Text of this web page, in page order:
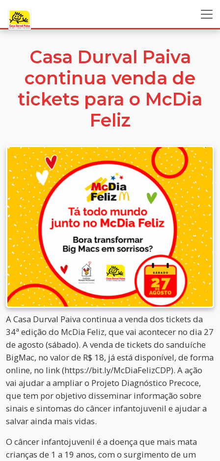
Casa Durval Paiva
continua venda de
tickets para o McDia
Feliz
A Casa Durval Paiva continua a venda dos tickets da
34ª edição do McDia Feliz, que vai acontecer no dia 27
de agosto (sábado). A venda de tickets do sanduíche
BigMac, no valor de R$ 18, já está disponível, de forma
online, no link (https://bit.ly/McDiaFelizCDP). A ação
vai ajudar a ampliar o Projeto Diagnóstico Precoce,
que tem por objetivo disseminar informação sobre
sinais e sintomas do câncer infantojuvenil e ajudar a
salvar ainda mais vidas.
O câncer infantojuvenil é a doença que mais mata
crianças de 1 a 19 anos, com o surgimento de um